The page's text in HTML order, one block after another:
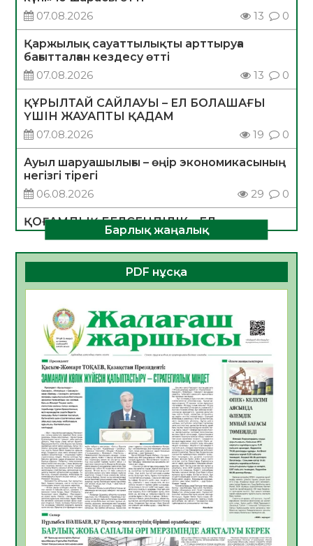
07.08.2026
13 0
Қаржылық сауаттылықты арттыруға
бағытталған кездесу өтті
07.08.2026
13 0
ҚҰРЫЛТАЙ САЙЛАУЫ – ЕЛ БОЛАШАҒЫ
ҮШІН ЖАУАПТЫ ҚАДАМ
07.08.2026
19 0
Ауыл шаруашылығы – өңір экономикасының
негізгі тірегі
06.08.2026
29 0
ҚОҒАМДЫҚ БЕЛСЕНДІЛІК – ЕЛ
ДАМУЫНЫҢ НЕГІЗІ
06.08.2026
28 0
ҚҰРЫЛТАЙ САЙЛАУЫ – БОЛАШАҚҚА
БАСТАР ЖАУАПТЫ ТАҢДАУ
06.08.2026
Инфекциялық ауруларға қарсы иммундау
жұмыстарының тиімділігі
06.08.2026
Көкжөтел ауруы туралы
06.08.2026
28
АПВ вакцинасы туралы мәлімет
06.08.2026
29
Open Air: Қызылорда облысы полиция
департаменті 20 мыңнан астам
көрерменнің қауіпсіздігін қамтамасыз етті
06.08.2026
40
Барлық жаңалық
PDF нұсқа